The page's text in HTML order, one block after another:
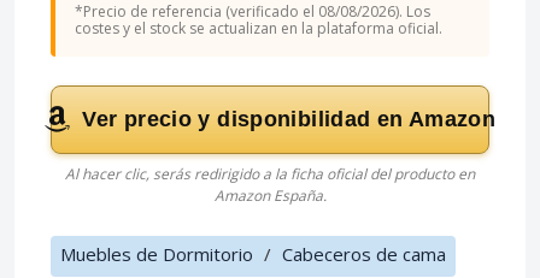
*Precio de referencia (verificado el 08/08/2026). Los
costes y el stock se actualizan en la plataforma oficial.
Ver precio y disponibilidad en Amazon
Al hacer clic, serás redirigido a la ficha oficial del producto en
Amazon España.
Muebles de Dormitorio / Cabeceros de cama